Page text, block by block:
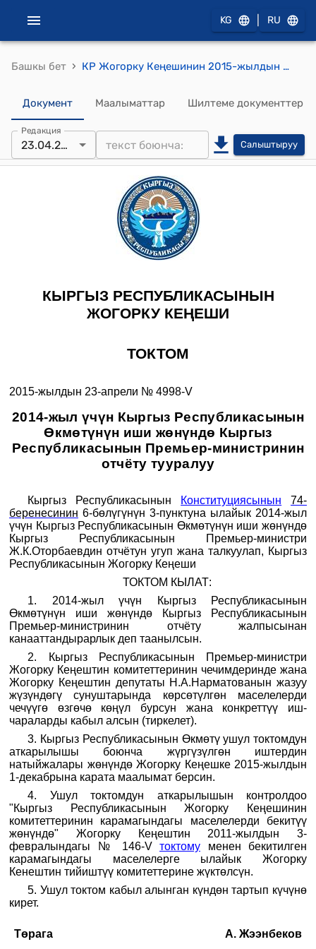
KG RU
Башкы бет › КР Жогорку Кеңешинин 2015-жылдын 23-апрелиндеги № 4998-V "2014-жыл үчүн Кыргыз Республикасынын Өкмөтүнүн иши жөнүндө Кыргыз Республикасынын Премьер-министринин отчёту тууралуу" токтому
Документ Маалыматтар Шилтеме документтер
Редакция
23.04.2015 Салыштыруу